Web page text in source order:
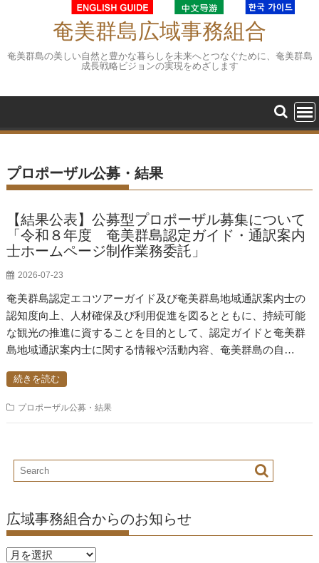
奄美群島広域事務組合
奄美群島の美しい自然と豊かな暮らしを未来へとつなぐために、奄美群島
成長戦略ビジョンの実現をめざします
プロポーザル公募・結果
【結果公表】公募型プロポーザル募集について
「令和８年度 奄美群島認定ガイド・通訳案内
士ホームページ制作業務委託」
2026-07-23
奄美群島認定エコツアーガイド及び奄美群島地域通訳案内士の
認知度向上、人材確保及び利用促進を図るとともに、持続可能
な観光の推進に資することを目的として、認定ガイドと奄美群
島地域通訳案内士に関する情報や活動内容、奄美群島の自…
続きを読む
プロポーザル公募・結果
広域事務組合からのお知らせ
広